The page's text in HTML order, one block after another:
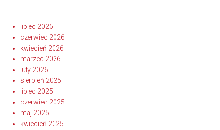
lipiec 2026
czerwiec 2026
kwiecień 2026
marzec 2026
luty 2026
sierpień 2025
lipiec 2025
czerwiec 2025
maj 2025
kwiecień 2025